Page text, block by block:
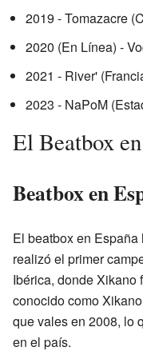
2019 - Tomazacre
2020 (En Línea) -
2021 - River'
2023 - NaPoM
El Beatbox
Beatbox en
El beatbox en
realizó el primer
Ibérica, donde Xikano
conocido como
que vales en 2008, lo
en el país.